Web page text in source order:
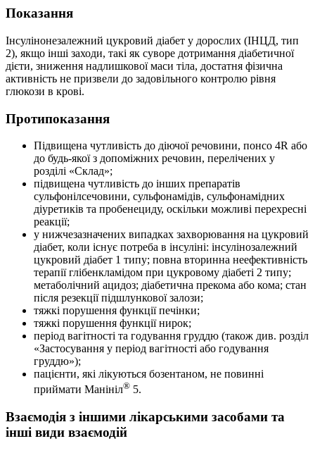
Показання
Інсулінонезалежний цукровий діабет у дорослих (ІНЦД, тип
2), якщо інші заходи, такі як суворе дотримання діабетичної
дієти, зниження надлишкової маси тіла, достатня фізична
активність не призвели до задовільного контролю рівня
глюкози в крові.
Протипоказання
Підвищена чутливість до діючої речовини, понсо 4R або
до будь-якої з допоміжних речовин, перелічених у
розділі «Склад»;
підвищена чутливість до інших препаратів
сульфонілсечовини, сульфонамідів, cульфонамідних
діуретиків та пробенециду, оскільки можливі перехресні
реакції;
у нижчезазначених випадках захворювання на цукровий
діабет, коли існує потреба в інсуліні: інсулінозалежний
цукровий діабет 1 типу; повна вторинна неефективність
терапії глібенкламідом при цукровому діабеті 2 типу;
метаболічний ацидоз; діабетична прекома або кома; стан
після резекції підшлункової залози;
тяжкі порушення функції печінки;
тяжкі порушення функції нирок;
період вагітності та годування груддю (також див. розділ
«Застосування у період вагітності або годування
груддю»);
пацієнти, які лікуються бозентаном, не повинні
приймати Манініл® 5.
Взаємодія з іншими лікарськими засобами та
інші види взаємодій